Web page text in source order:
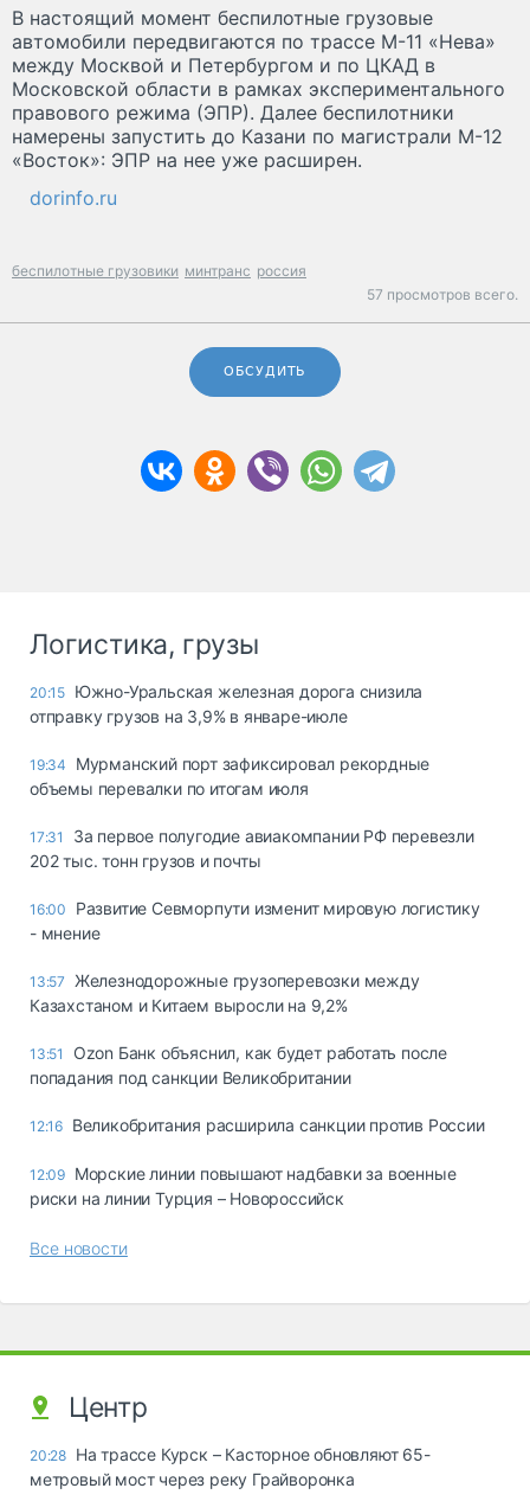
В настоящий момент беспилотные грузовые
автомобили передвигаются по трассе М-11 «Нева»
между Москвой и Петербургом и по ЦКАД в
Московской области в рамках экспериментального
правового режима (ЭПР). Далее беспилотники
намерены запустить до Казани по магистрали М-12
«Восток»: ЭПР на нее уже расширен.
dorinfo.ru
беспилотные грузовики минтранс россия
57 просмотров всего.
ОБСУДИТЬ
Логистика, грузы
20:15 Южно-Уральская железная дорога снизила
отправку грузов на 3,9% в январе-июле
19:34
Мурманский порт зафиксировал рекордные
объемы перевалки по итогам июля
17:31
За первое полугодие авиакомпании РФ перевезли
202 тыс. тонн грузов и почты
16:00
Развитие Севморпути изменит мировую логистику
- мнение
13:57
Железнодорожные грузоперевозки между
Казахстаном и Китаем выросли на 9,2%
13:51
Ozon Банк объяснил, как будет работать после
попадания под санкции Великобритании
12:16 Великобритания расширила санкции против России
12:09 Морские линии повышают надбавки за военные
риски на линии Турция – Новороссийск
Все новости
Центр
20:28 На трассе Курск – Касторное обновляют 65-
метровый мост через реку Грайворонка